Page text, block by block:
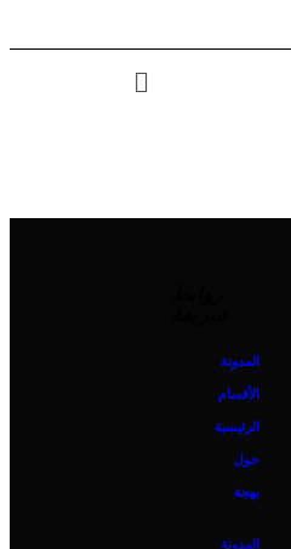
المدونة
الأقسام
الرئيسية
حول
بهجة
المدونة